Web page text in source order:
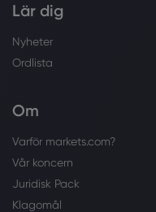
Lär dig
Nyheter
Ordlista
Om
Varför markets.com?
Vår koncern
Juridisk Pack
Klagomål